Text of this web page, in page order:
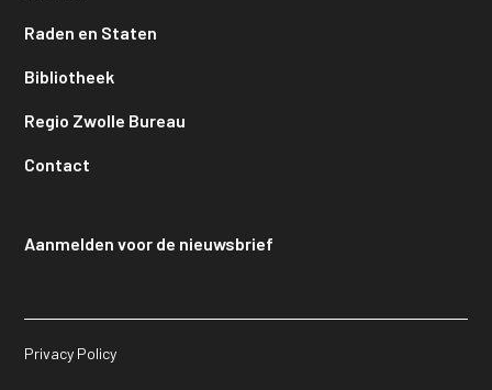
Raden en Staten
Bibliotheek
Regio Zwolle Bureau
Contact
Aanmelden voor de nieuwsbrief
Privacy Policy